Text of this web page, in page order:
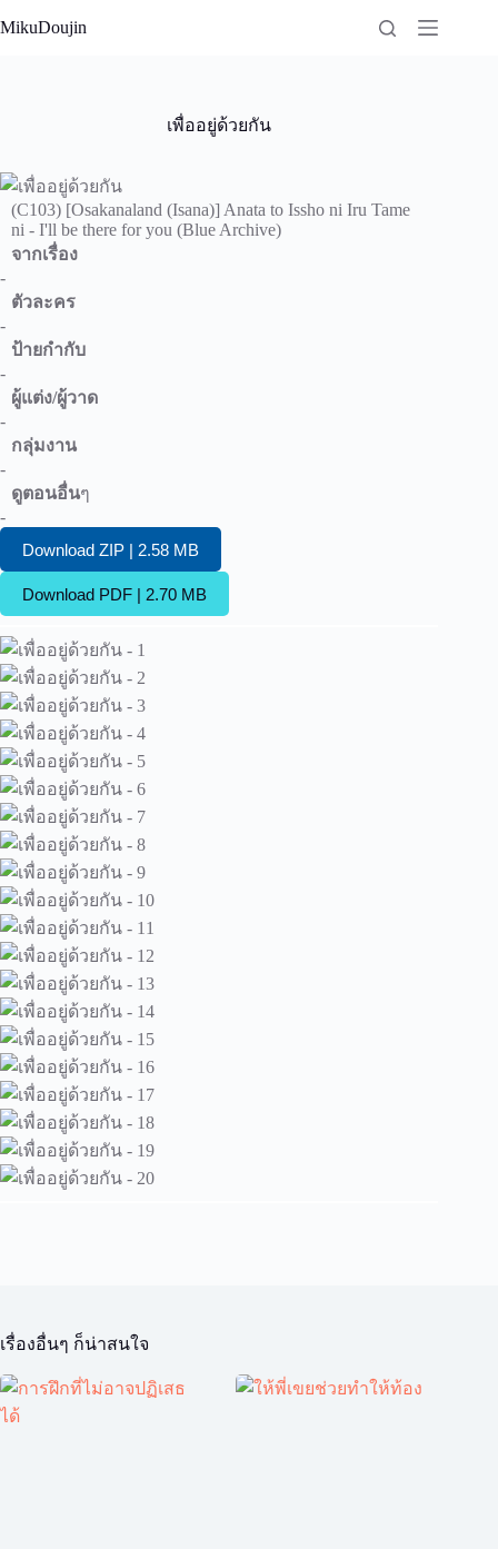
to
MikuDoujin
เพื่ออยู่ด้วยกัน
(C103) [Osakanaland (Isana)] Anata to Issho ni Iru Tame
ni - I'll be there for you (Blue Archive)
จากเรื่อง
-
ตัวละคร
-
ป้ายกำกับ
-
ผู้แต่ง/ผู้วาด
-
กลุ่มงาน
-
ดูตอนอื่นๆ
-
Download ZIP | 2.58 MB
Download PDF | 2.70 MB
เรื่องอื่นๆ ก็น่าสนใจ